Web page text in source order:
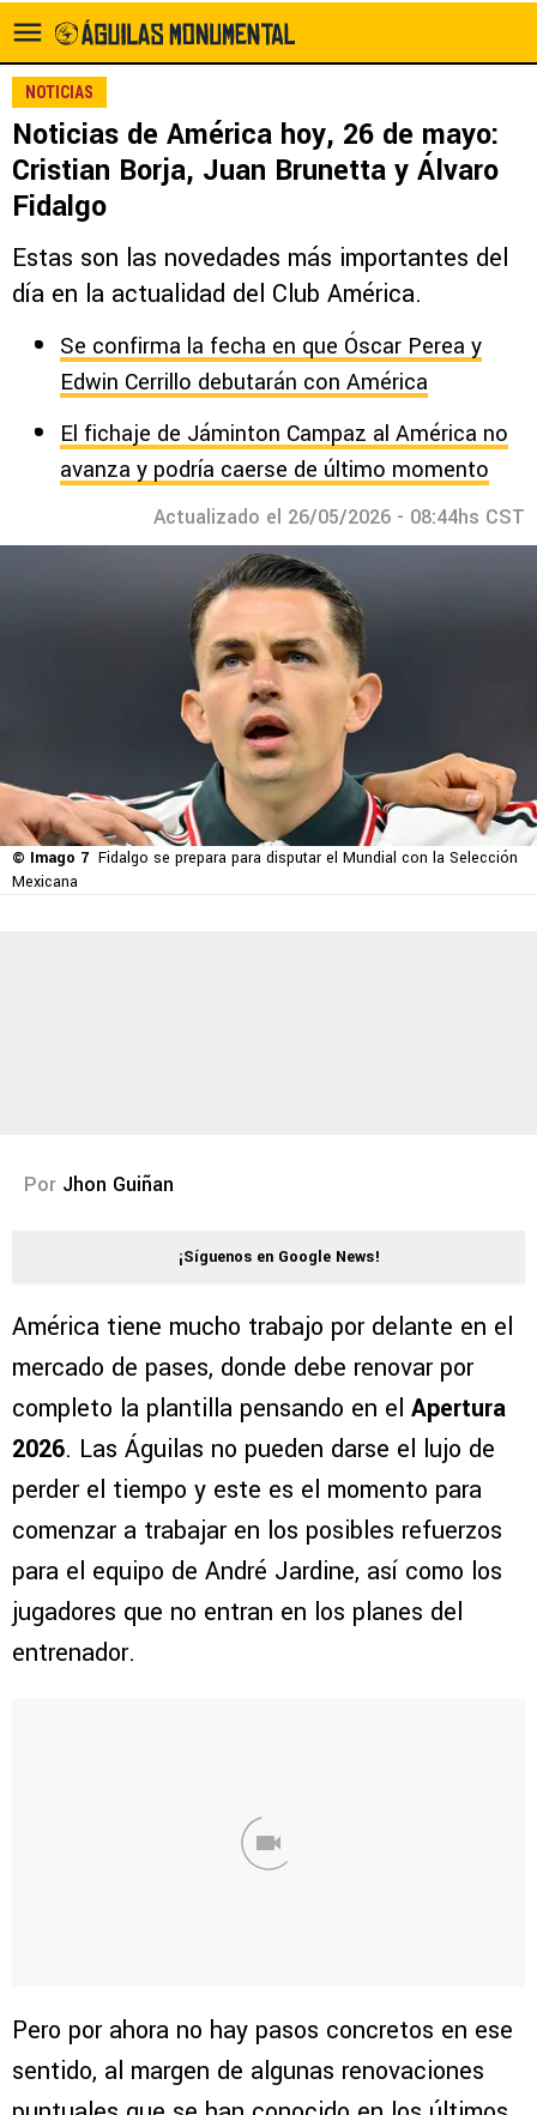
NOTICIAS
Noticias de América hoy, 26 de mayo:
Cristian Borja, Juan Brunetta y Álvaro
Fidalgo
Estas son las novedades más importantes del
día en la actualidad del Club América.
Se confirma la fecha en que Óscar Perea y
Edwin Cerrillo debutarán con América
El fichaje de Jáminton Campaz al América no
avanza y podría caerse de último momento
Actualizado el 26/05/2026 - 08:44hs CST
© Imago 7 Fidalgo se prepara para disputar el Mundial con la Selección
Mexicana
Por Jhon Guiñan
¡Síguenos en Google News!
América tiene mucho trabajo por delante en el
mercado de pases, donde debe renovar por
completo la plantilla pensando en el Apertura
2026. Las Águilas no pueden darse el lujo de
perder el tiempo y este es el momento para
comenzar a trabajar en los posibles refuerzos
para el equipo de André Jardine, así como los
jugadores que no entran en los planes del
entrenador.
Pero por ahora no hay pasos concretos en ese
sentido, al margen de algunas renovaciones